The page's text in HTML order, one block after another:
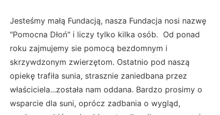
Jesteśmy małą Fundacją, nasza Fundacja nosi nazwę
"Pomocna Dłoń" i liczy tylko kilka osób. Od ponad
roku zajmujemy sie pomocą bezdomnym i
skrzywdzonym zwierzętom. Ostatnio pod naszą
opiekę trafiła sunia, strasznie zaniedbana przez
właściciela...została nam oddana. Bardzo prosimy o
wsparcie dla suni, oprócz zadbania o wygląd,